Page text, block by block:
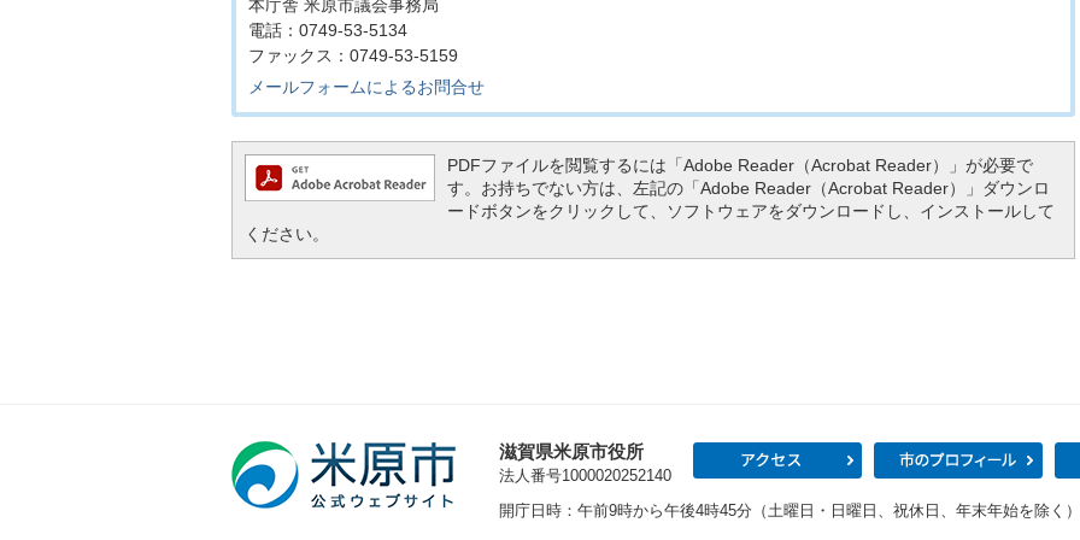
本庁舎 米原市議会事務局
電話：0749-53-5134
ファックス：0749-53-5159
メールフォームによるお問合せ
PDFファイルを閲覧するには「Adobe Reader（Acrobat Reader）」が必要で
す。お持ちでない方は、左記の「Adobe Reader（Acrobat Reader）」ダウンロ
ードボタンをクリックして、ソフトウェアをダウンロードし、インストールして
ください。
滋賀県米原市役所
法人番号1000020252140
アクセス 市
開庁日時：午前9時から午後4時45分（土曜日・日曜日、祝休日、年末年始を除く）